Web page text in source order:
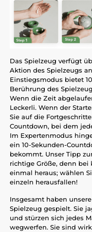
Das Spielzeug verfügt
Aktion des Spielzeugs
Einstiegsmodus bietet
Berührung des
Wenn die Zeit
Leckerli. Wenn der
Sie auf die
Countdown, bei dem
Im Expertenmodus
ein 10-Sekunden-
bekommt. Unser Tipp
richtige Größe, denn
einmal heraus; wählen
einzeln herausfallen!
Insgesamt haben
Spielzeug gespielt. Sie
und stürzen sich jedes
wegwerfen. Sie sind